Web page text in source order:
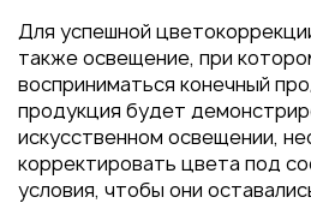
Для успешной
также освещение, при
восприниматься конечный
продукция будет
искусственном освещении,
корректировать цвета под
условия, чтобы они